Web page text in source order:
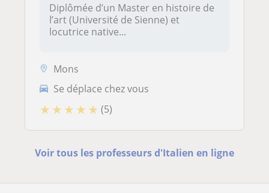
Diplômée d’un Master en histoire de
l’art (Université de Sienne) et
locutrice native...
Mons
Se déplace chez vous
★ ★ ★ ★ ★ (5)
Voir tous les professeurs d'Italien en ligne